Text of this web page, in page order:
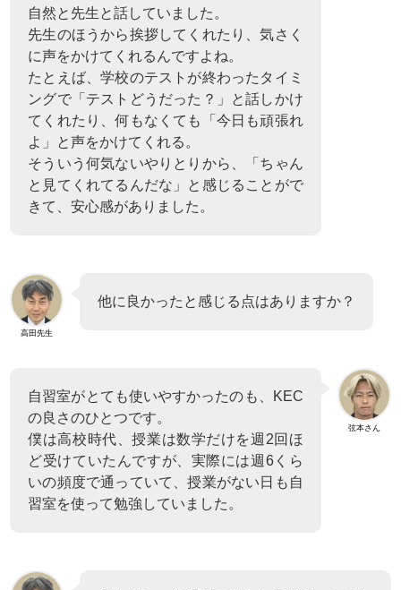
自然と先生と話していました。
先生のほうから挨拶してくれたり、気さく
に声をかけてくれるんですよね。
たとえば、学校のテストが終わったタイミ
ングで「テストどうだった？」と話しかけ
てくれたり、何もなくても「今日も頑張れ
よ」と声をかけてくれる。
そういう何気ないやりとりから、「ちゃん
と見てくれてるんだな」と感じることがで
きて、安心感がありました。
高田先生
他に良かったと感じる点はありますか？
弦本さん
自習室がとても使いやすかったのも、KEC
の良さのひとつです。
僕は高校時代、授業は数学だけを週2回ほ
ど受けていたんですが、実際には週6くら
いの頻度で通っていて、授業がない日も自
習室を使って勉強していました。